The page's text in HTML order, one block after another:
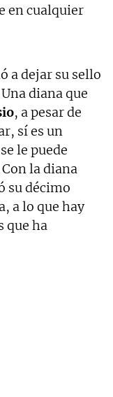
en cualquier
a dejar su sello
diana que
, a pesar de
sí es un
le puede
la diana
su décimo
a lo que hay
que ha